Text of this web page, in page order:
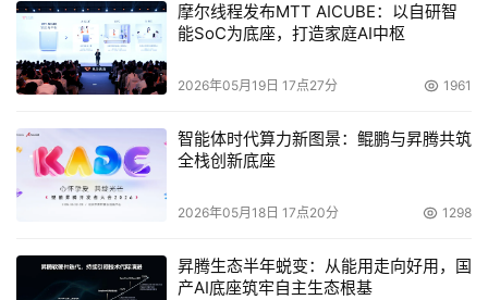
的评估和审计，并公布结果。
（4）学术界：风险评估的探索者。美国政府通过信息安全
开展与信息安全风险管理相关的研究和人才培养工作。以卡
内基梅隆大学为例：美国的国家安全计划和军方均对该校予
以强有力的支持。我们非常熟悉的SSE-CMM（信息安全工
程能力成熟度模型）以及这些年来为世界风险评估熟悉并采
用的OCTAVE（信息安全风险评估方法），就是由该校研究
提出的。
摩尔线程发布MTT AICUBE：以自研智
能SoC为底座，打造家庭AI中枢
2026年05月19日 17点27分 1961
智能体时代算力新图景：鲲鹏与昇腾共筑
全栈创新底座
2026年05月18日 17点20分 1298
昇腾生态半年蜕变：从能用走向好用，国
产AI底座筑牢自主生态根基